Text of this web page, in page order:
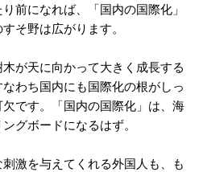
前になれば、「国内の国際化」
そ野は広がります。
が天に向かって大きく成長する
わち国内にも国際化の根がしっ
です。「国内の国際化」は、海
グボードになるはず。
激を与えてくれる外国人も、も